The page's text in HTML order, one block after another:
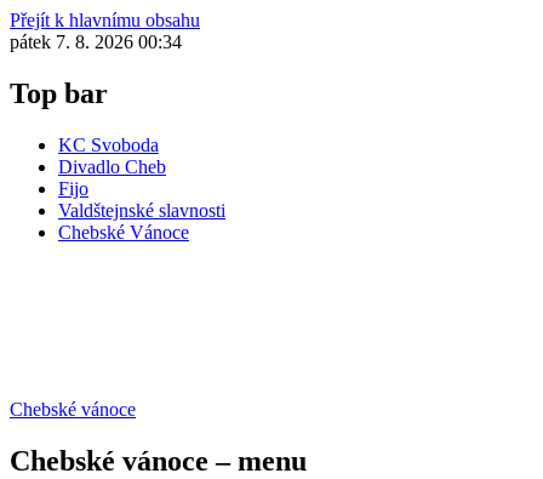
Přejít k hlavnímu obsahu
pátek 7. 8. 2026 00:34
Top bar
KC Svoboda
Divadlo Cheb
Fijo
Valdštejnské slavnosti
Chebské Vánoce
Chebské vánoce
Chebské vánoce – menu